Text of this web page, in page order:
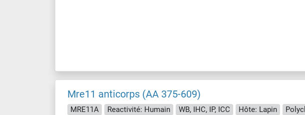
Mre11 anticorps (AA 375-609)
MRE11A Reactivité: Humain WB, IHC, IP, ICC Hôte: Lapin